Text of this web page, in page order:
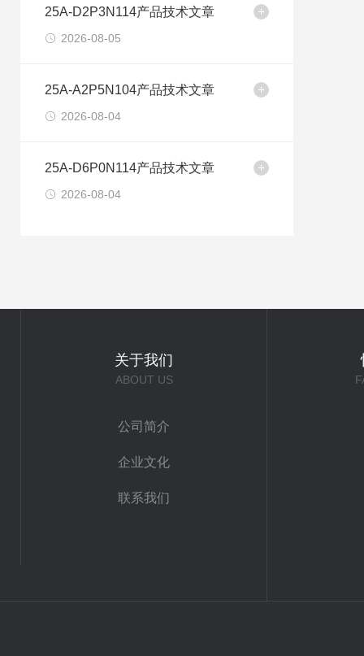
25A-D2P3N114产品技术文章
2026-08-05
25A-A2P5N104产品技术文章
2026-08-04
25A-D6P0N114产品技术文章
2026-08-04
关于我们
ABOUT US
公司简介
企业文化
联系我们